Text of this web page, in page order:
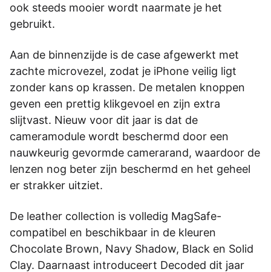
ook steeds mooier wordt naarmate je het
gebruikt.
Aan de binnenzijde is de case afgewerkt met
zachte microvezel, zodat je iPhone veilig ligt
zonder kans op krassen. De metalen knoppen
geven een prettig klikgevoel en zijn extra
slijtvast. Nieuw voor dit jaar is dat de
cameramodule wordt beschermd door een
nauwkeurig gevormde camerarand, waardoor de
lenzen nog beter zijn beschermd en het geheel
er strakker uitziet.
De leather collection is volledig MagSafe-
compatibel en beschikbaar in de kleuren
Chocolate Brown, Navy Shadow, Black en Solid
Clay. Daarnaast introduceert Decoded dit jaar